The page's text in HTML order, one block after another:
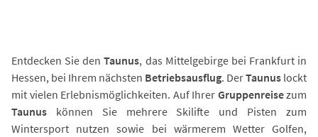
Entdecken Sie denTaunus, das Mittelgebirge bei Frankfurt in
Hessen, bei Ihrem nächsten Betriebsausflug. DerTaunus lockt
mit vielen Erlebnismöglichkeiten. Auf Ihrer Gruppenreisezum
Taunus können Sie mehrere Skilifte und Pisten zum
Wintersport nutzen sowie bei wärmerem Wetter Golfen,